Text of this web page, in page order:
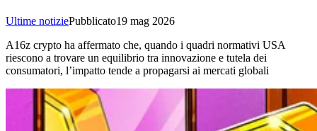
Ultime notiziePubblicato19 mag 2026
A16z crypto ha affermato che, quando i quadri normativi USA
riescono a trovare un equilibrio tra innovazione e tutela dei
consumatori, l’impatto tende a propagarsi ai mercati globali